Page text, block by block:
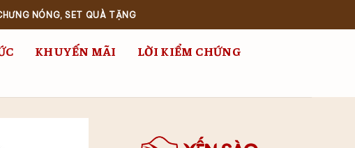
NÓNG, SET QUÀ TẶNG
KHUYẾN MÃI
LỜI KIỂM CHỨNG